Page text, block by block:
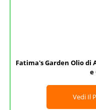
Fatima's Garden Olio di
e
Vedi Il